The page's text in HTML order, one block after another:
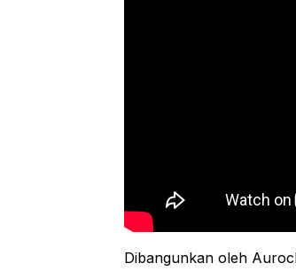
Dibangunkan oleh